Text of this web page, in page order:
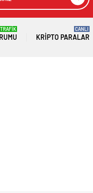
TRAFİK
KRIPTO PARALAR
CANLI